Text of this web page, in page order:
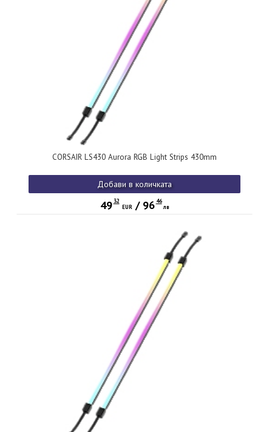
CORSAIR LS430 Aurora RGB Light Strips 430mm
Добави в количката
49 32
EUR/ 96 46
лв